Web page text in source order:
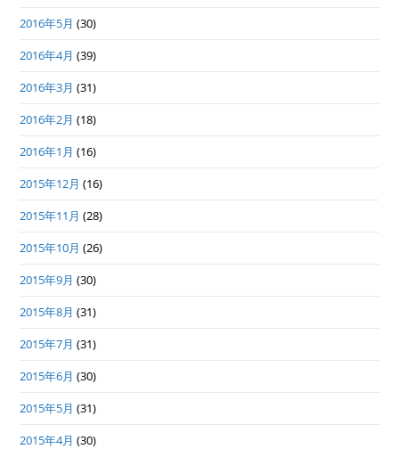
2016年5月 (30)
2016年4月 (39)
2016年3月 (31)
2016年2月 (18)
2016年1月 (16)
2015年12月 (16)
2015年11月 (28)
2015年10月 (26)
2015年9月 (30)
2015年8月 (31)
2015年7月 (31)
2015年6月 (30)
2015年5月 (31)
2015年4月 (30)